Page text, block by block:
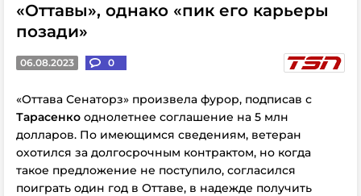
«Оттавы», однако «пик его карьеры
позади»
06.08.2023 0
«Оттава Сенаторз» произвела фурор, подписав с
Тарасенко однолетнее соглашение на 5 млн
долларов. По имеющимся сведениям, ветеран
охотился за долгосрочным контрактом, но когда
такое предложение не поступило, согласился
поиграть один год в Оттаве, в надежде получить